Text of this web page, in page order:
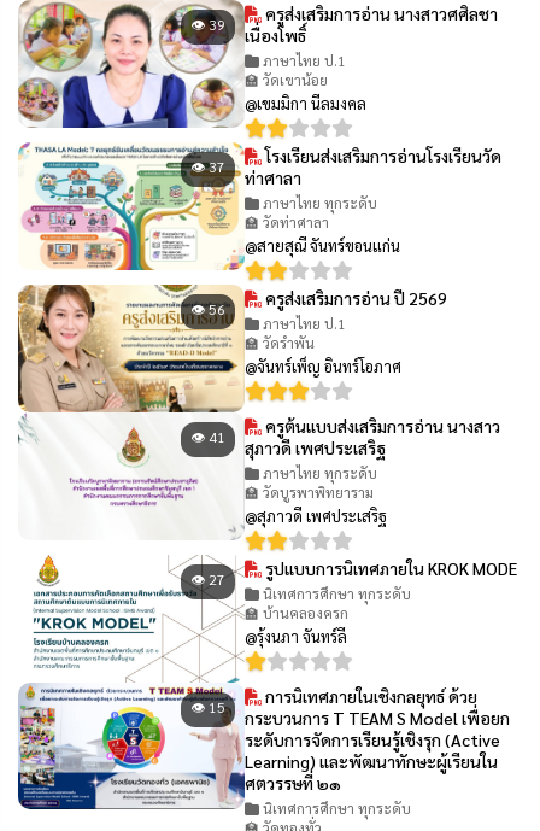
👁 39
ครูส่งเสริมการอ่าน นางสาวศศิลชา
เนื่องโพธิ์
ภาษาไทย ป.1
🏫 วัดเขาน้อย
@เขมมิกา นีลมงคล
👁 37
โรงเรียนส่งเสริมการอ่านโรงเรียนวัด
ท่าศาลา
ภาษาไทย ทุกระดับ
🏫 วัดท่าศาลา
@สายสุณี จันทร์ขอนแก่น
👁 56 ครูส่งเสริมการอ่าน ปี 2569
ภาษาไทย ป.1
🏫 วัดรำพัน
@จันทร์เพ็ญ อินทร์โอภาศ
👁 41
ครูต้นแบบส่งเสริมการอ่าน นางสาว
สุภาวดี เพศประเสริฐ
ภาษาไทย ทุกระดับ
🏫 วัดบูรพาพิทยาราม
@สุภาวดี เพศประเสริฐ
👁 27 รูปแบบการนิเทศภายใน KROK MODE
นิเทศการศึกษา ทุกระดับ
🏫 บ้านคลองครก
@รุ้งนภา จันทร์ลี
👁 15
การนิเทศภายในเชิงกลยุทธ์ ด้วย
กระบวนการ T TEAM S Model เพื่อยก
ระดับการจัดการเรียนรู้เชิงรุก (Active
Learning) และพัฒนาทักษะผู้เรียนใน
ศตวรรษที่ ๒๑
นิเทศการศึกษา ทุกระดับ
🏫 วัดทองทั่ว